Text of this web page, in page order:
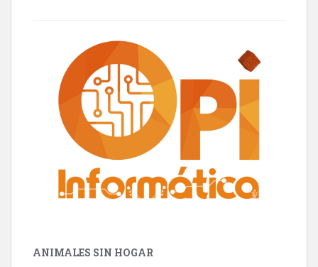
ANIMALES SIN HOGAR